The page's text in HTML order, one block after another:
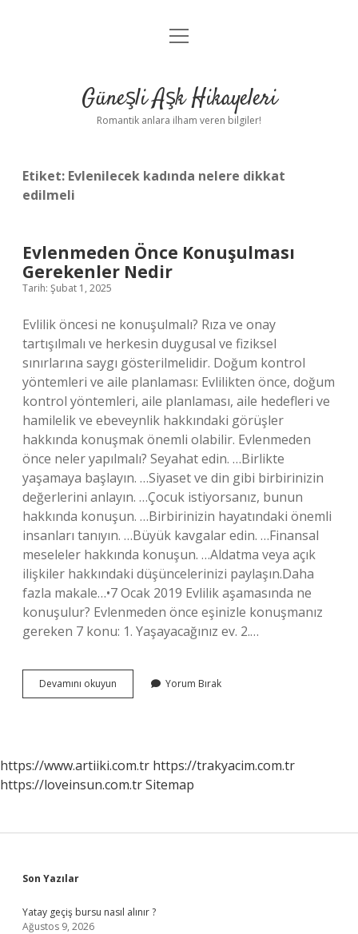
Anasayfa
Yasal Uyarı
menüyü
Güneşli Aşk Hikayeleri
Romantik anlara ilham veren bilgiler!
Etiket: Evlenilecek kadında nelere dikkat
edilmeli
Evlenmeden Önce Konuşulması
Gerekenler Nedir
Tarih: Şubat 1, 2025
Evlilik öncesi ne konuşulmalı? Rıza ve onay
tartışılmalı ve herkesin duygusal ve fiziksel
sınırlarına saygı gösterilmelidir. Doğum kontrol
yöntemleri ve aile planlaması: Evlilikten önce, doğum
kontrol yöntemleri, aile planlaması, aile hedefleri ve
hamilelik ve ebeveynlik hakkındaki görüşler
hakkında konuşmak önemli olabilir. Evlenmeden
önce neler yapılmalı? Seyahat edin. …Birlikte
yaşamaya başlayın. …Siyaset ve din gibi birbirinizin
değerlerini anlayın. …Çocuk istiyorsanız, bunun
hakkında konuşun. …Birbirinizin hayatındaki önemli
insanları tanıyın. …Büyük kavgalar edin. …Finansal
meseleler hakkında konuşun. …Aldatma veya açık
ilişkiler hakkındaki düşüncelerinizi paylaşın.Daha
fazla makale…•7 Ocak 2019 Evlilik aşamasında ne
konuşulur? Evlenmeden önce eşinizle konuşmanız
gereken 7 konu: 1. Yaşayacağınız ev. 2.…
Devamını okuyun Evlenmeden
Önce
Yorum Bırak
https://www.artiiki.com.tr https://trakyacim.com.tr
https://loveinsun.com.trSitemap
Sidebar
Son Yazılar
Yatay geçiş bursu nasıl alınır ?
Ağustos 9, 2026